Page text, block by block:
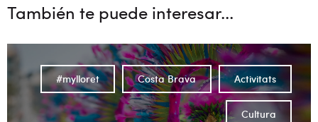
También te puede interesar...
Activitats
Costa Brava
#mylloret
Cultura